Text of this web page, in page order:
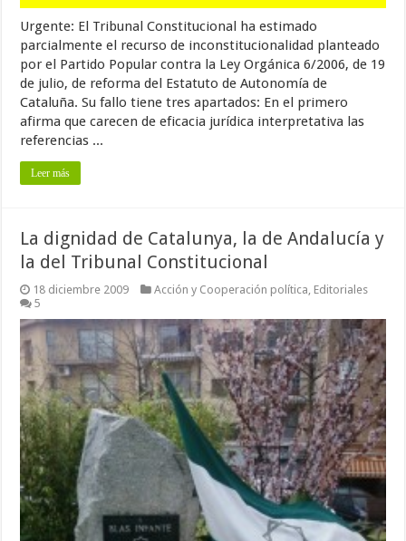
Urgente: El Tribunal Constitucional ha estimado
parcialmente el recurso de inconstitucionalidad planteado
por el Partido Popular contra la Ley Orgánica 6/2006, de 19
de julio, de reforma del Estatuto de Autonomía de
Cataluña. Su fallo tiene tres apartados: En el primero
afirma que carecen de eficacia jurídica interpretativa las
referencias ...
Leer más
La dignidad de Catalunya, la de Andalucía y
la del Tribunal Constitucional
18 diciembre 2009 Acción y Cooperación política, Editoriales
5